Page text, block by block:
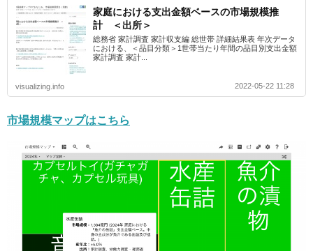
家庭における支出金額ベースの市場規模推
計 ＜出所＞
総務省 家計調査 家計収支編 総世帯 詳細結果表 年次データ
における、＜品目分類＞1世帯当たり年間の品目別支出金額
家計調査 家計...
visualizing.info 2022-05-22 11:28
市場規模マップはこちら